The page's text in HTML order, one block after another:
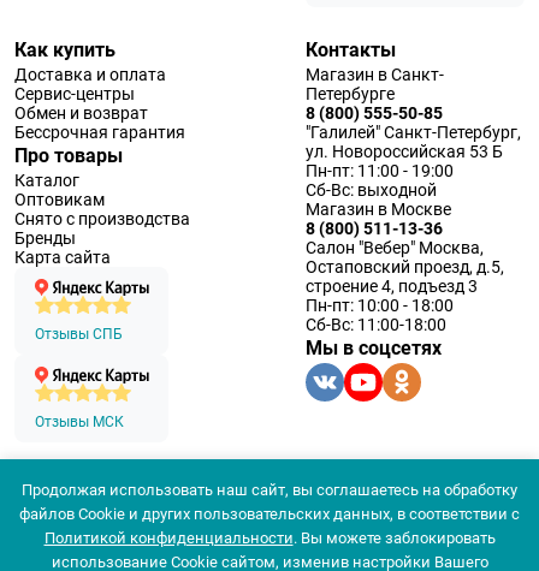
Как купить
Доставка и оплата
Сервис-центры
Обмен и возврат
Бессрочная гарантия
Про товары
Каталог
Оптовикам
Снято с производства
Бренды
Карта сайта
Отзывы СПБ
Отзывы МСК
Контакты
Магазин в Санкт-
Петербурге
8 (800) 555-50-85
"Галилей" Санкт-Петербург,
ул. Новороссийская 53 Б
Пн-пт: 11:00 - 19:00
Сб-Вс: выходной
Магазин в Москве
8 (800) 511-13-36
Салон "Вебер" Москва,
Остаповский проезд, д.5,
строение 4, подъезд 3
Пн-пт: 10:00 - 18:00
Сб-Вс: 11:00-18:00
Мы в соцсетях
© 1994 — 2026 ООО «Наблюдательные приборы»
Политика конфеденциальности
Согласие на обработку персональных данных
Согласие использования
Продолжая использовать наш сайт, вы соглашаетесь на обработку
файлов Cookie и других пользовательских данных, в соответствии с
Политикой конфиденциальности. Вы можете заблокировать
использование Cookie сайтом, изменив настройки Вашего